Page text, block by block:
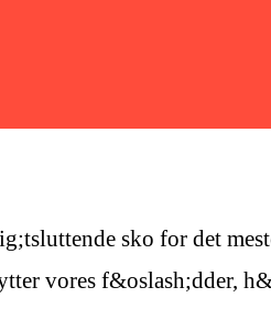
sko for det
vores f&oslash;dder,